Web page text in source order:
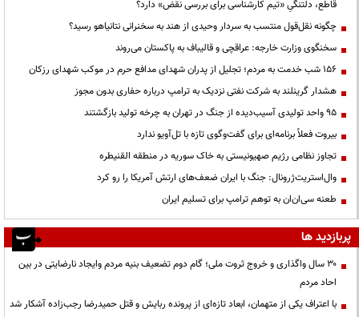
قاطع، دلتنگیِ «تیم کارشناسی برای بررسی نقض» دارد؟
چگونه نقل‌قول منتسب به سردار وحیدی از هند به سخنرانی نتانیاهو رسید؟
سخنگوی وزارت خارجه: عراقچی و قالیباف به پاکستان می‌روند
۱۵۶ شب خدمت به مردم؛ تجلیل از پدران شهدای مدافع حرم در موکب شهدای رزکان
هشدار گرینلند به شرکت نفتی نزدیک به ترامپ درباره حفاری بدون مجوز
95 واحد تولیدی آسیب‌دیده از جنگ در تهران به چرخه تولید بازگشتند
بیروت فعلاً برنامه‌ای برای گفت‌وگوی تازه با تل‌آویو ندارد
تجاوز نظامی رژیم صهیونیستی به خاک سوریه در منطقه القنیطره
وال‌استریت‌ژرونال: جنگ با ایران ضعف‌های ارتش آمریکا را رو کرد
طعنه سی‌ان‌ان به توهم ترامپ برای تسلیم ایران
پربازدید ها
۳۰ سال واگذاری و خروج ثروت ملی؛ گام دوم تضعیف بنیه مردم وایجاد نارضایتی در بین
احاد مردم
با اعتراف یکی از متهمان، ابعاد تازه‌ای از پرونده ربایش و قتل حمیدرضا رجب‌زاده آشکار شد